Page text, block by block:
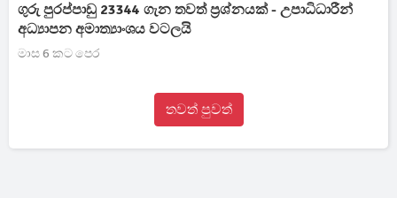
ගුරු පුරප්පාඩු 23344 ගැන තවත් ප්‍රශ්නයක් - උපාධිධාරීන්
අධ්‍යාපන අමාත්‍යාංශය වටලයි
මාස 6 කට පෙර
තවත් පුවත්